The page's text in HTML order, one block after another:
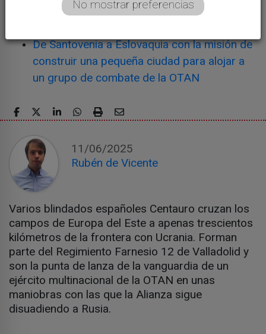
La puesta a punto de los motores y
De Santovenia a Eslovaquia con la misión de
construir una pequeña ciudad para alojar a
un grupo de combate de la OTAN
11/06/2025
Rubén de Vicente
Varios blindados españoles Centauro cruzan los
campos de Europa del Este a apenas trescientos
kilómetros de la frontera con Ucrania. Forman
parte del Regimiento Farnesio 12 de Valladolid y
son la punta de lanza de la vanguardia de un
ejército multinacional de la OTAN en unas
maniobras con las que la Alianza sigue
disuadiendo a Rusia.
No mostrar preferencias